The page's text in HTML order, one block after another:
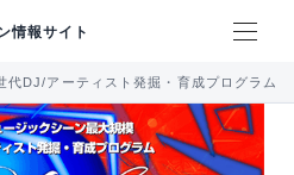
情報サイト
代DJ/アーティスト発掘・育成プログラム